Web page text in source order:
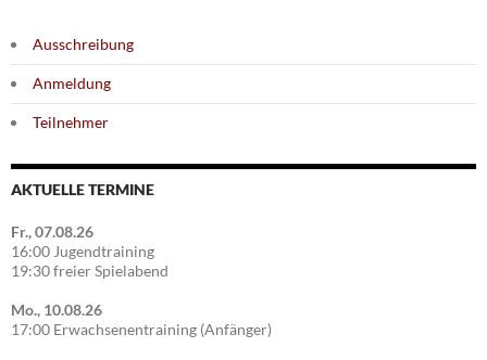
Ausschreibung
Anmeldung
Teilnehmer
AKTUELLE TERMINE
Fr., 07.08.26
16:00 Jugendtraining
19:30 freier Spielabend
Mo., 10.08.26
17:00 Erwachsenentraining (Anfänger)